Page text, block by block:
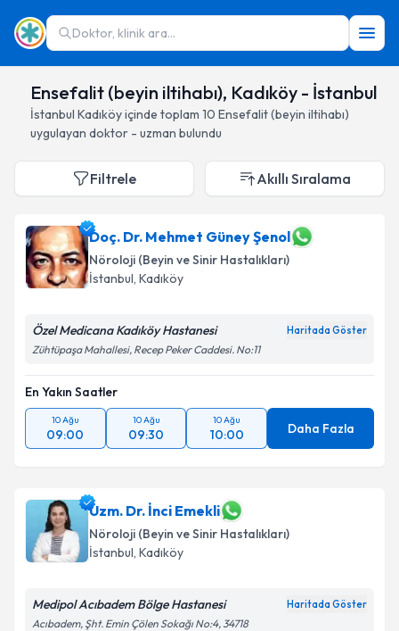
Doktor, klinik ara...
Ensefalit (beyin iltihabı), Kadıköy - İstanbul
İstanbul Kadıköyiçinde toplam 10 Ensefalit (beyin iltihabı)
uygulayan doktor - uzman bulundu
Filtrele Akıllı Sıralama
Doç. Dr. Mehmet Güney Şenol
Nöroloji (Beyin ve Sinir Hastalıkları)
İstanbul, Kadıköy
Özel Medicana Kadıköy Hastanesi Haritada Göster
Zühtüpaşa Mahallesi, Recep Peker Caddesi. No:11
En Yakın Saatler
10 Ağu
09:00
10 Ağu
09:30
10 Ağu
10:00 Daha Fazla
Uzm. Dr. İnci Emekli
Nöroloji (Beyin ve Sinir Hastalıkları)
İstanbul, Kadıköy
Medipol Acıbadem Bölge Hastanesi Haritada Göster
Acıbadem, Şht. Emin Çölen Sokağı No:4, 34718